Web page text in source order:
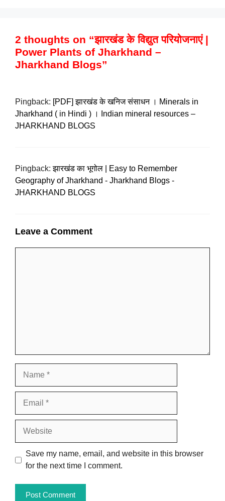
2 thoughts on “झारखंड के विद्युत परियोजनाएं |
Power Plants of Jharkhand –
Jharkhand Blogs”
Pingback: [PDF] झारखंड के खनिज संसाधन । Minerals in
Jharkhand ( in Hindi ) । Indian mineral resources –
JHARKHAND BLOGS
Pingback:झारखंड का भूगोल | Easy to Remember
Geography of Jharkhand - Jharkhand Blogs -
JHARKHAND BLOGS
Leave a Comment
Save my name, email, and website in this browser
for the next time I comment.